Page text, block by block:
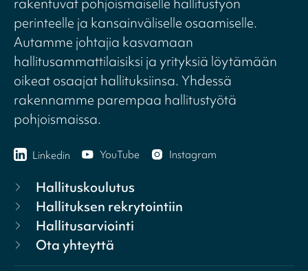
perinteelle ja kansainväliselle osaamiselle.
Autamme johtajia kasvamaan
hallitusammattilaisiksi ja yrityksiä löytämään
oikeat osaajat hallituksiinsa. Yhdessä
rakennamme parempaa hallitustyötä
pohjoismaissa.
Linkedin YouTube Instagram
Hallituskoulutus
Hallituksen rekrytointiin
Hallitusarviointi
Ota yhteyttä